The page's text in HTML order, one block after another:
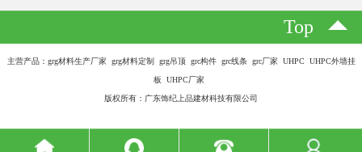
Top
主营产品：grg材料生产厂家 grg材料定制 grg吊顶 grc构件 grc线条 grc厂家 UHPC UHPC外墙挂
板 UHPC厂家
版权所有：广东饰纪上品建材科技有限公司